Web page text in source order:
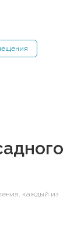
каждый из